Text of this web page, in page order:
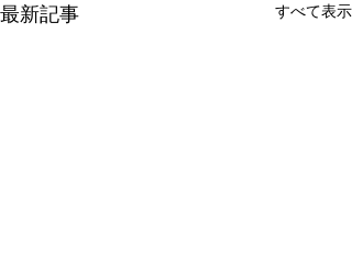
最新記事 すべて表示